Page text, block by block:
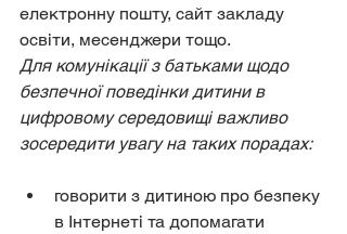
електронну пошту, сайт закладу
освіти, месенджери тощо.
Для комунікації з батьками щодо
безпечної поведінки дитини в
цифровому середовищі важливо
зосередити увагу на таких порадах:
говорити з дитиною про безпеку
в Інтернеті та допомагати